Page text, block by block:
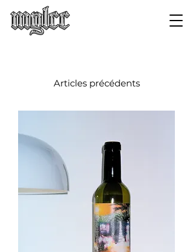
Articles précédents